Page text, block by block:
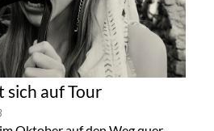
sich auf Tour